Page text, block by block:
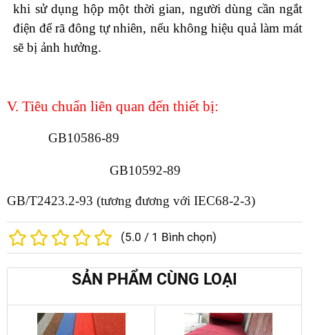
khi sử dụng hộp một thời gian, người dùng cần ngắt
điện để rã đông tự nhiên, nếu không hiệu quả làm mát
sẽ bị ảnh hưởng.
V. Tiêu chuẩn liên quan đến thiết bị:
GB10586-89
GB10592-89
GB/T2423.2-93 (tương đương với IEC68-2-3)
(5.0 / 1 Bình chọn)
SẢN PHẨM CÙNG LOẠI